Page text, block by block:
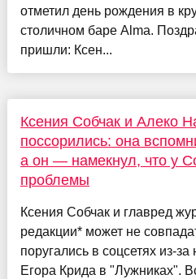
отметил день рождения в
столичном баре Alma.
пришли: Ксен...
Ксения Собчак и Алеко
поссорились: она
а он — намекнул, что у
проблемы
Ксения Собчак и главред
редакции* может не
поругались в соцсетях из-
Егора Крида в "Лужниках".